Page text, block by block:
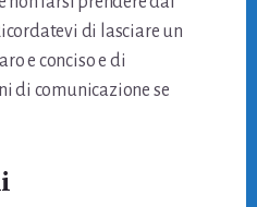
di lasciare un
e conciso e di
di comunicazione se